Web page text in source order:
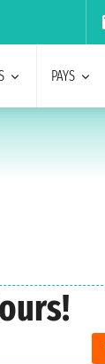
PAYS